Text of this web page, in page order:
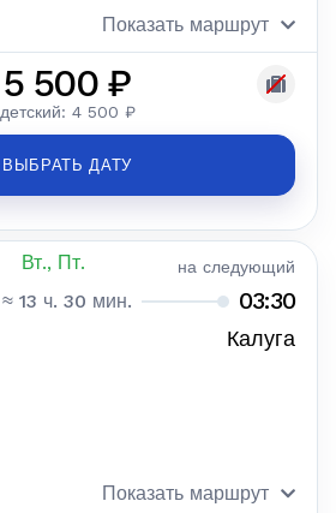
Показать маршрут
5 500 ₽
детский: 4 500 ₽
ВЫБРАТЬ ДАТУ
Вт., Пт. на следующий
≈ 13 ч. 30 мин. 03:30
Калуга
Показать маршрут